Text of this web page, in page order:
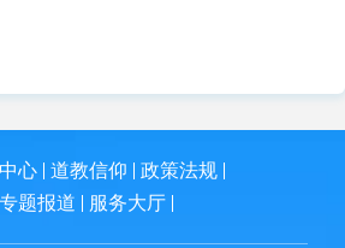
心 道教信仰
政策法规
专题报道 服务大厅